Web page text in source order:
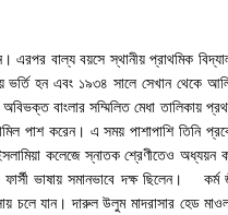
এরপর বাল্য বয়সে স্থানীয় প্রাথমিক
ভর্তি হন এবং ১৯৩৪ সালে সেখান
বাংলার সম্মিলিত মেধা তালিকায়
পাশ করেন। এ সময় পাশাপাশি তিনি
কলেজে স্নাতক শ্রেণীতেও
ভাষায় সমানভাবে দক্ষ ছিলেন। কর্ম
চলে যান। দারুল উলুম মাদরাসার হেড